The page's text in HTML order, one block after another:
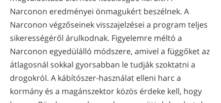
Narconon eredményei önmagukért beszélnek. A
Narconon végzőseinek visszajelzései a program teljes
sikerességéről árulkodnak. Figyelemre méltó a
Narconon egyedülálló módszere, amivel a függőket az
átlagosnál sokkal gyorsabban le tudják szoktatni a
drogokról. A kábítószer-használat elleni harc a
kormány és a magánszektor közös érdeke kell, hogy